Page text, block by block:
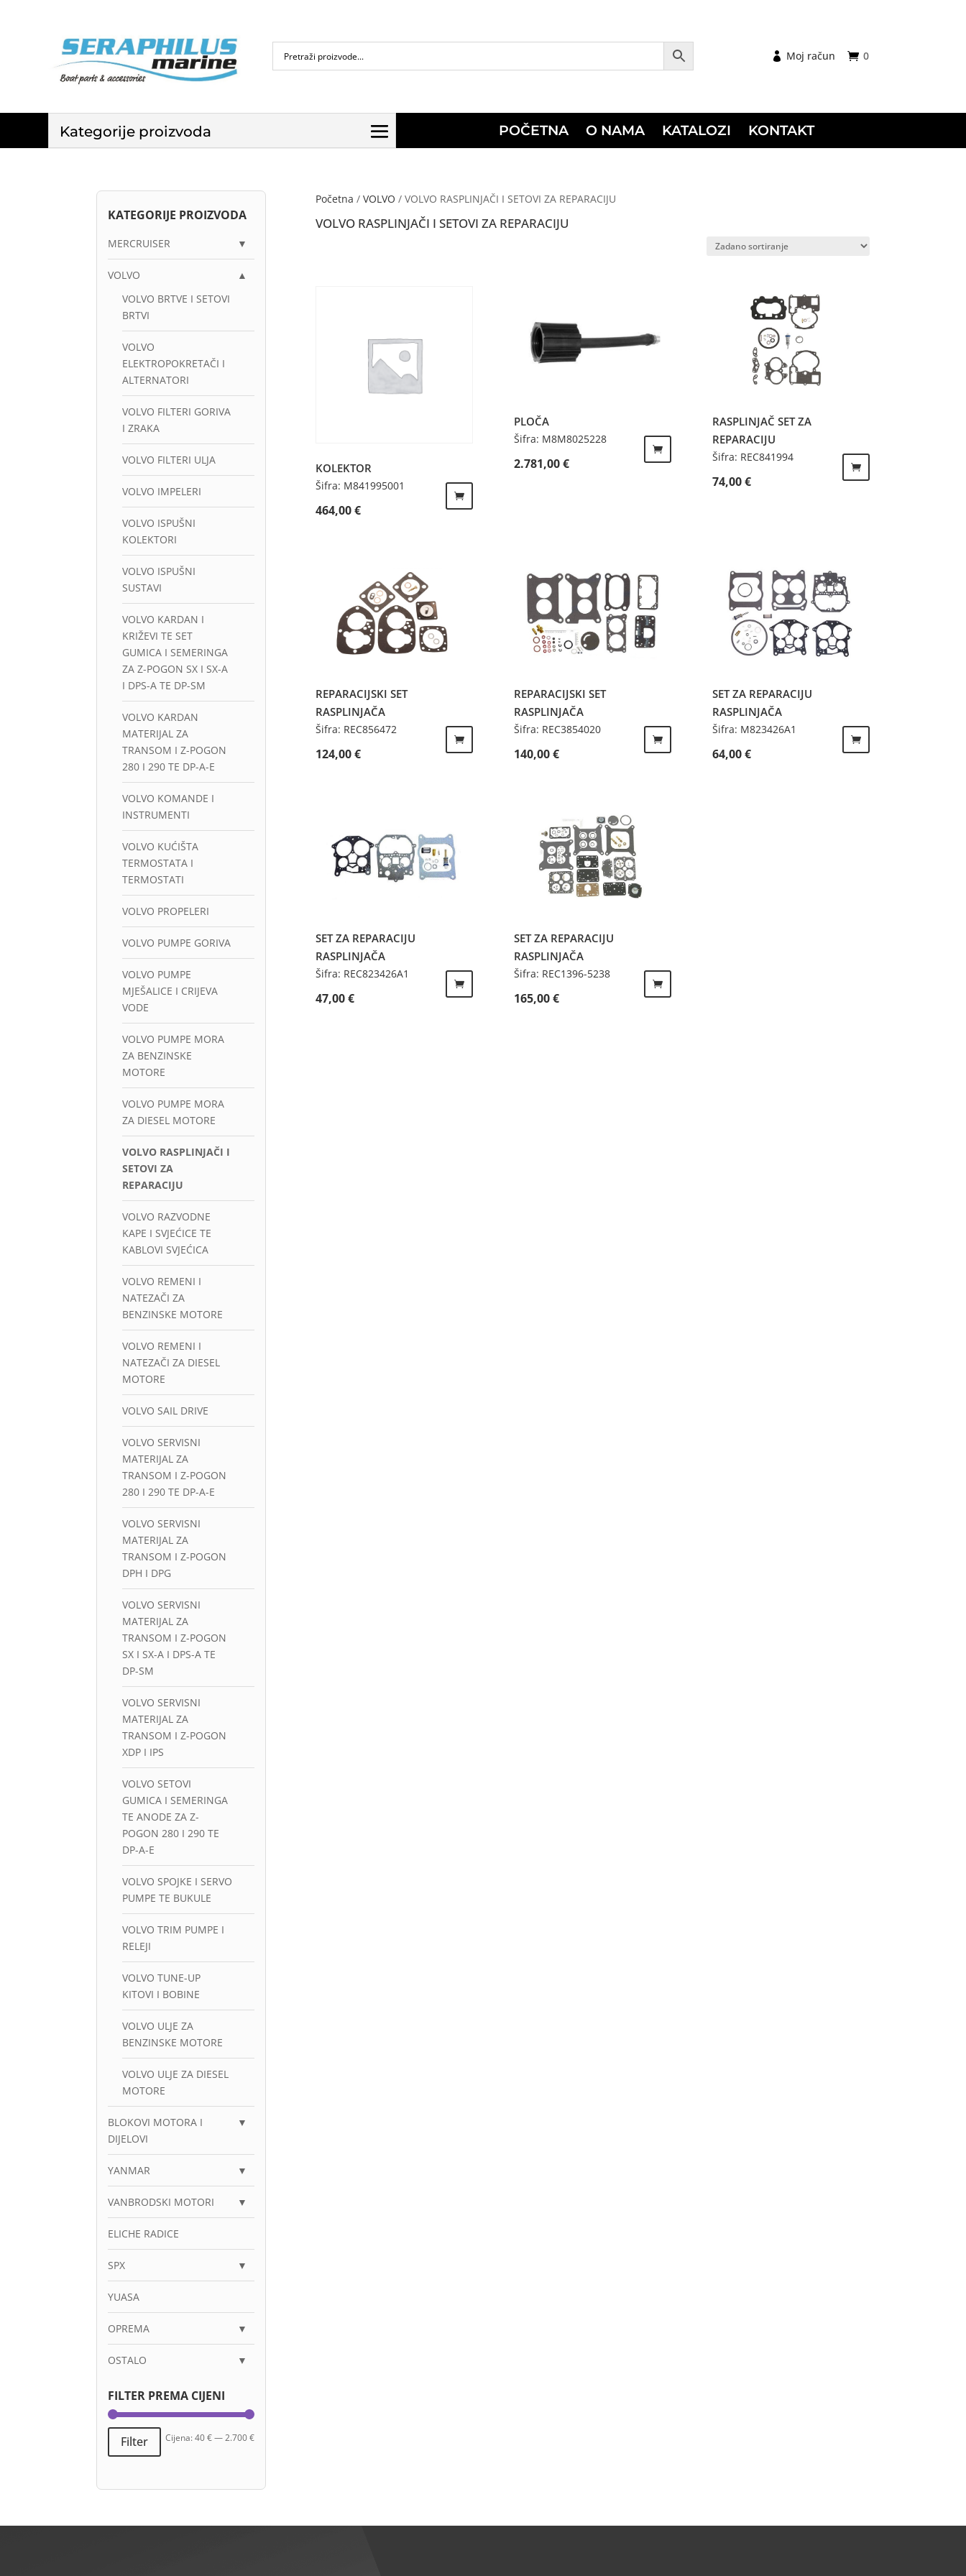
0
Moj račun
Kategorije proizvoda POČETNA O NAMA KATALOZI KONTAKT
Početna /VOLVO / VOLVO RASPLINJAČI I SETOVI ZA REPARACIJU
VOLVO RASPLINJAČI I SETOVI ZA REPARACIJU
KOLEKTOR
Šifra: M841995001
464,00€
PLOČA
Šifra: M8M8025228
2.781,00€
RASPLINJAČ SET ZA
REPARACIJU
Šifra: REC841994
74,00€
REPARACIJSKI SET
RASPLINJAČA
Šifra: REC856472
124,00€
REPARACIJSKI SET
RASPLINJAČA
Šifra: REC3854020
140,00€
SET ZA REPARACIJU
RASPLINJAČA
Šifra: M823426A1
64,00€
SET ZA REPARACIJU
RASPLINJAČA
Šifra: REC823426A1
47,00€
SET ZA REPARACIJU
RASPLINJAČA
Šifra: REC1396-5238
165,00€
KATEGORIJE PROIZVODA
MERCRUISER ▼
VOLVO
▲
VOLVO BRTVE I SETOVI
BRTVI
VOLVO
ELEKTROPOKRETAČI I
ALTERNATORI
VOLVO FILTERI GORIVA
I ZRAKA
VOLVO FILTERI ULJA
VOLVO IMPELERI
VOLVO ISPUŠNI
KOLEKTORI
VOLVO ISPUŠNI
SUSTAVI
VOLVO KARDAN I
KRIŽEVI TE SET
GUMICA I SEMERINGA
ZA Z-POGON SX I SX-A
I DPS-A TE DP-SM
VOLVO KARDAN
MATERIJAL ZA
TRANSOM I Z-POGON
280 I 290 TE DP-A-E
VOLVO KOMANDE I
INSTRUMENTI
VOLVO KUĆIŠTA
TERMOSTATA I
TERMOSTATI
VOLVO PROPELERI
VOLVO PUMPE GORIVA
VOLVO PUMPE
MJEŠALICE I CRIJEVA
VODE
VOLVO PUMPE MORA
ZA BENZINSKE
MOTORE
VOLVO PUMPE MORA
ZA DIESEL MOTORE
VOLVO RASPLINJAČI I
SETOVI ZA
REPARACIJU
VOLVO RAZVODNE
KAPE I SVJEĆICE TE
KABLOVI SVJEĆICA
VOLVO REMENI I
NATEZAČI ZA
BENZINSKE MOTORE
VOLVO REMENI I
NATEZAČI ZA DIESEL
MOTORE
VOLVO SAIL DRIVE
VOLVO SERVISNI
MATERIJAL ZA
TRANSOM I Z-POGON
280 I 290 TE DP-A-E
VOLVO SERVISNI
MATERIJAL ZA
TRANSOM I Z-POGON
DPH I DPG
VOLVO SERVISNI
MATERIJAL ZA
TRANSOM I Z-POGON
SX I SX-A I DPS-A TE
DP-SM
VOLVO SERVISNI
MATERIJAL ZA
TRANSOM I Z-POGON
XDP I IPS
VOLVO SETOVI
GUMICA I SEMERINGA
TE ANODE ZA Z-
POGON 280 I 290 TE
DP-A-E
VOLVO SPOJKE I SERVO
PUMPE TE BUKULE
VOLVO TRIM PUMPE I
RELEJI
VOLVO TUNE-UP
KITOVI I BOBINE
VOLVO ULJE ZA
BENZINSKE MOTORE
VOLVO ULJE ZA DIESEL
MOTORE
BLOKOVI MOTORA I
DIJELOVI
▼
YANMAR ▼
VANBRODSKI MOTORI ▼
ELICHE RADICE
SPX ▼
YUASA
OPREMA ▼
OSTALO ▼
FILTER PREMA CIJENI
Min
Maks
Filter Cijena:40 €—2.700 €